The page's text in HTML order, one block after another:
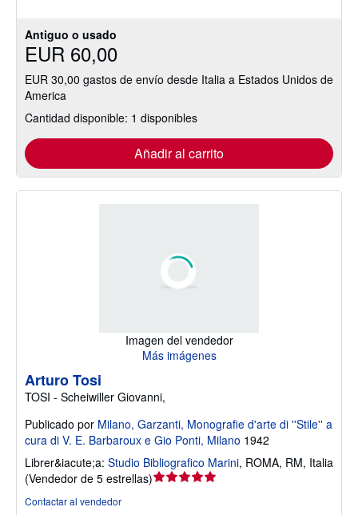
Antiguo o usado
EUR 60,00
EUR 30,00 gastos de envío desde Italia a Estados Unidos de
America
Cantidad disponible: 1 disponibles
Añadir al carrito
Imagen del vendedor
Más imágenes
Arturo Tosi
TOSI - Scheiwiller Giovanni,
Publicado por Milano, Garzanti, Monografie d'arte di ''Stile'' a
cura di V. E. Barbaroux e Gio Ponti, Milano 1942
Librer&iacute;a: Studio Bibliografico Marini, ROMA, RM, Italia
(Vendedor de 5 estrellas)Calificación
Contactar al vendedor